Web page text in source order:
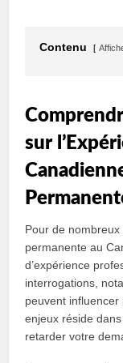
Contenu
sur
Pour de
permanente au
d’expérience
interrogations,
peuvent influencer
enjeux réside
retarder votre